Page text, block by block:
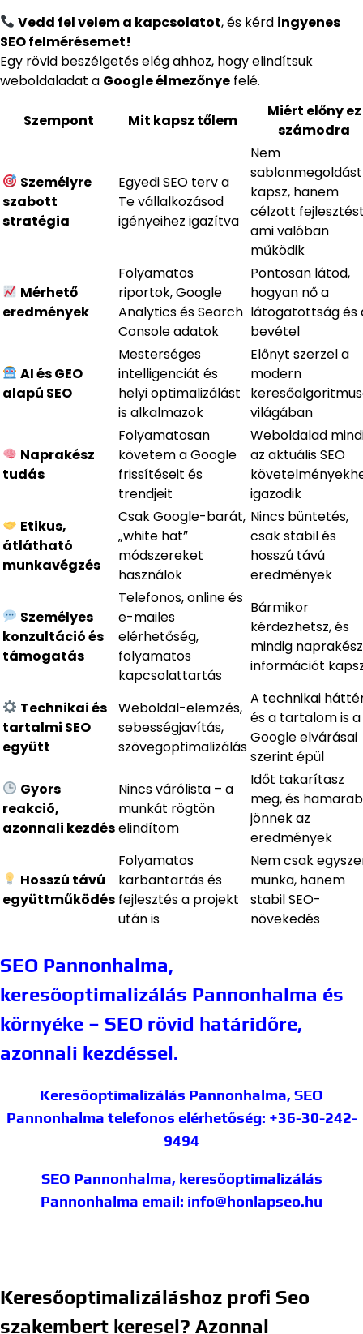
Vedd fel velem a kapcsolatot, és kérd ingyenes
SEO felmérésemet!
Egy rövid beszélgetés elég ahhoz, hogy elindítsuk
weboldaladat a Google élmezőnye felé.
Szempont Mit kapsz tőlem
Miért előny ez
számodra
Személyre
szabott
stratégia
Egyedi SEO terv a
Te vállalkozásod
igényeihez igazítva
Nem
sablonmegoldást
kapsz, hanem
célzott
ami valóban
működik
Mérhető
eredmények
Folyamatos
riportok, Google
Analytics és Search
Console adatok
Pontosan látod,
hogyan nő a
látogatottság és
bevétel
AI és GEO
alapú SEO
Mesterséges
intelligenciát és
helyi optimalizálást
is alkalmazok
Előnyt szerzel a
modern
világában
Naprakész
tudás
Folyamatosan
követem a Google
frissítéseit és
trendjeit
Weboldalad
az aktuális SEO
igazodik
Etikus,
átlátható
munkavégzés
Csak Google-barát,
„white hat”
módszereket
használok
Nincs büntetés,
csak stabil és
hosszú távú
eredmények
Személyes
konzultáció és
támogatás
Telefonos, online és
e-mailes
elérhetőség,
folyamatos
kapcsolattartás
Bármikor
kérdezhetsz, és
mindig naprakész
információt
Technikai és
tartalmi SEO
együtt
Weboldal-elemzés,
sebességjavítás,
szövegoptimalizálás
A technikai
és a tartalom is a
Google elvárásai
szerint épül
Gyors
reakció,
azonnali kezdés
Nincs várólista – a
munkát rögtön
elindítom
Időt takarítasz
meg, és
jönnek az
eredmények
Hosszú távú
együttműködés
Folyamatos
karbantartás és
fejlesztés a projekt
után is
Nem csak
munka, hanem
stabil SEO-
növekedés
SEO Pannonhalma,
keresőoptimalizálás Pannonhalma és
környéke – SEO rövid határidőre,
azonnali kezdéssel.
Keresőoptimalizálás Pannonhalma, SEO
Pannonhalma telefonos elérhetőség: +36-30-242-
9494
SEO Pannonhalma, keresőoptimalizálás
Pannonhalma email: info@honlapseo.hu
Keresőoptimalizáláshoz profi Seo
szakembert keresel? Azonnal